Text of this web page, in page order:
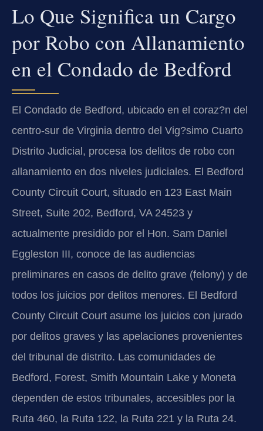
Lo Que Significa un Cargo
por Robo con Allanamiento
en el Condado de Bedford
El Condado de Bedford, ubicado en el coraz?n del
centro-sur de Virginia dentro del Vig?simo Cuarto
Distrito Judicial, procesa los delitos de robo con
allanamiento en dos niveles judiciales. El Bedford
County Circuit Court, situado en 123 East Main
Street, Suite 202, Bedford, VA 24523 y
actualmente presidido por el Hon. Sam Daniel
Eggleston III, conoce de las audiencias
preliminares en casos de delito grave (felony) y de
todos los juicios por delitos menores. El Bedford
County Circuit Court asume los juicios con jurado
por delitos graves y las apelaciones provenientes
del tribunal de distrito. Las comunidades de
Bedford, Forest, Smith Mountain Lake y Moneta
dependen de estos tribunales, accesibles por la
Ruta 460, la Ruta 122, la Ruta 221 y la Ruta 24.